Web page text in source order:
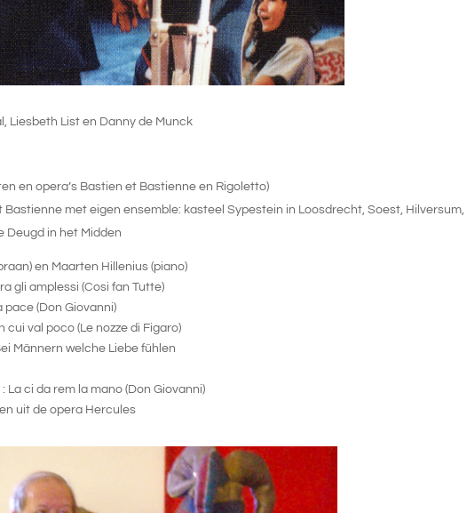
Liesbeth List en Danny de Munck
en opera’s Bastien et Bastienne en Rigoletto)
Bastienne met eigen ensemble: kasteel Sypestein in Loosdrecht, Soest,
in het Midden
en Maarten Hillenius (piano)
amplessi (Cosi fan Tutte)
(Don Giovanni)
val poco (Le nozze di Figaro)
welche Liebe fühlen
ci da rem la mano (Don Giovanni)
uit de opera Hercules